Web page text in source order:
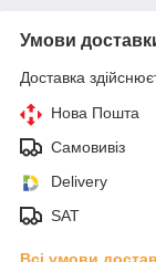
Умови
Доставка
Нова Пошта
Самовивіз
Delivery
SAT
Всі умови